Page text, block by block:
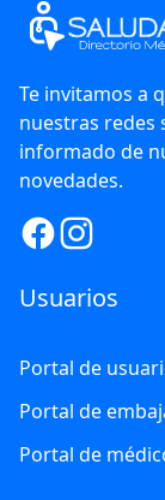
Te invitamos a
nuestras redes
informado de
novedades.
Usuarios
Portal de
Portal de
Portal de